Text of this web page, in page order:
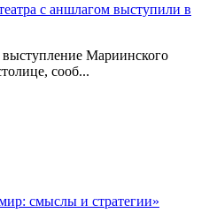
с аншлагом выступили в
Мариинского
сооб...
смыслы и стратегии»